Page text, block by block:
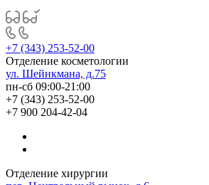
+7 (343) 253-52-00
Отделение косметологии
ул. Шейнкмана, д.75
пн-сб 09:00-21:00
+7 (343) 253-52-00
+7 900 204-42-04
Отделение хирургии